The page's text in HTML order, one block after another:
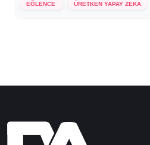
EĞLENCE ÜRETKEN YAPAY ZEKA